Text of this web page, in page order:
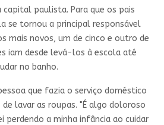
capital paulista. Para que os pais
se tornou a principal responsável
mais novos, um de cinco e outro de
iam desde levá-los à escola até
no banho.
que fazia o serviço doméstico
de lavar as roupas. "É algo doloroso
perdendo a minha infância ao cuidar